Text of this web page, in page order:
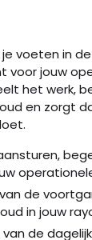
voeten in
voor jouw
het werk,
en zorgt
de
in jouw
de